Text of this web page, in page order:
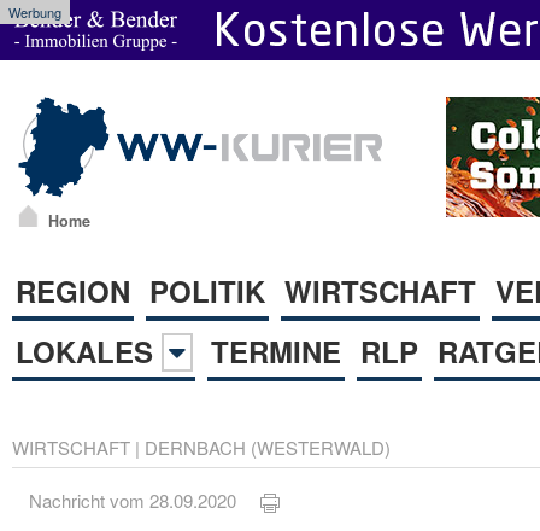
Werbung
Home
REGION POLITIK WIRTSCHAFT
LOKALES
TERMINE RLP
WIRTSCHAFT | DERNBACH (WESTERWALD)
Nachricht vom 28.09.2020